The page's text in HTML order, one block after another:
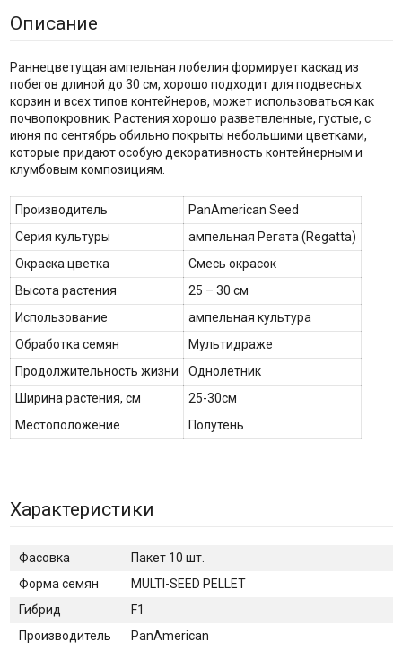
Описание
Раннецветущая ампельная лобелия формирует каскад из
побегов длиной до 30 см, хорошо подходит для подвесных
корзин и всех типов контейнеров, может использоваться как
почвопокровник. Растения хорошо разветвленные, густые, с
июня по сентябрь обильно покрыты небольшими цветками,
которые придают особую декоративность контейнерным и
клумбовым композициям.
Производитель
PanAmerican Seed
Серия культуры
ампельная Регата (Regatta)
Окраска цветка
Смесь окрасок
Высота растения
25 – 30 см
Использование
ампельная культура
Обработка семян
Мультидраже
Продолжительность жизни
Однолетник
Ширина растения, см
25-30см
Местоположение
Полутень
Характеристики
Фасовка
Пакет 10 шт.
Форма семян
MULTI-SEED PELLET
Гибрид
F1
Производитель
PanAmerican